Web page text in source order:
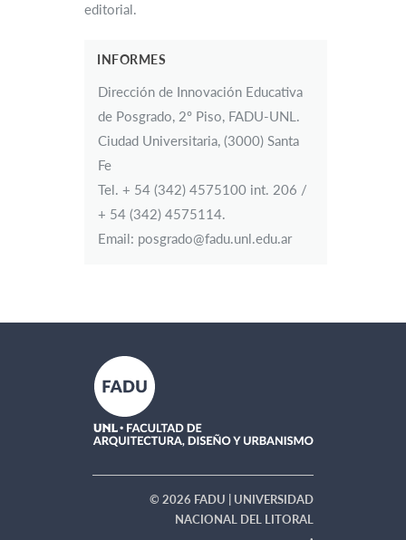
editorial.
INFORMES
Dirección de Innovación Educativa
de Posgrado, 2º Piso, FADU-UNL.
Ciudad Universitaria, (3000) Santa
Fe
Tel. + 54 (342) 4575100 int. 206 /
+ 54 (342) 4575114.
Email: posgrado@fadu.unl.edu.ar
© 2026 FADU | UNIVERSIDAD
NACIONAL DEL LITORAL